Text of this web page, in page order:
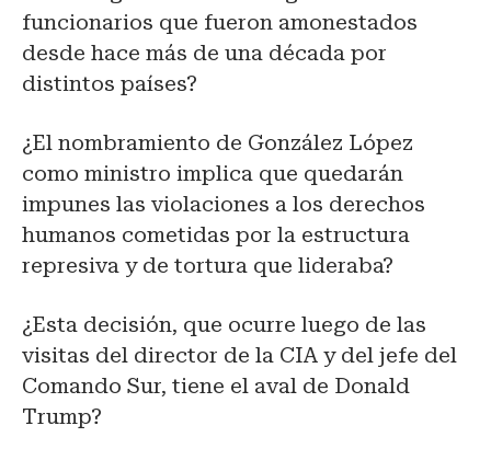
funcionarios que fueron amonestados
desde hace más de una década por
distintos países?
¿El nombramiento de González López
como ministro implica que quedarán
impunes las violaciones a los derechos
humanos cometidas por la estructura
represiva y de tortura que lideraba?
¿Esta decisión, que ocurre luego de las
visitas del director de la CIA y del jefe del
Comando Sur, tiene el aval de Donald
Trump?